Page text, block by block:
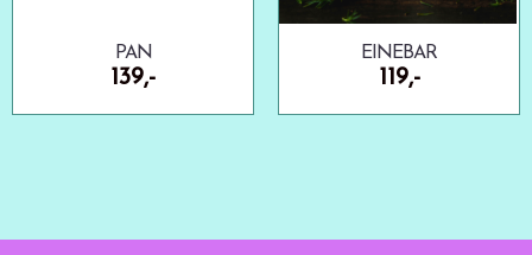
PAN
139,-
EINEBAR
119,-